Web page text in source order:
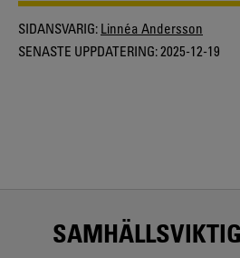
SIDANSVARIG: Linnéa Andersson
SENASTE UPPDATERING:2025-12-19